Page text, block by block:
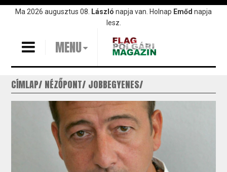
UgrásMa 2026 augusztus 08. László napja van. Holnap Emőd napja
lesz.
MENU
CÍMLAP NÉZŐPONT JOBBEGYENES